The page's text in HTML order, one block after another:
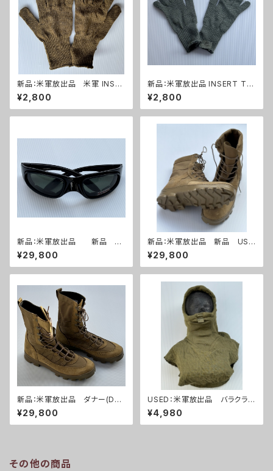
新品：米軍放出品 米軍 INSER
T TYPE II ウールニット グロー
ブ 手袋 コヨーテ(A0272)
¥2,800
新品：米軍放出品 INSERT TY
PE II ウールニット グローブ 手
袋 UCP ACU カラー(A0273)
¥2,800
新品：米軍放出品 新品 WI
LEY-X ワイリーエックス サン
グラスセット(A0259)
¥29,800
新品：米軍放出品 新品 USM
C トロピカルブーツ(A0258)
¥29,800
新品：米軍放出品 ダナー(Dan
ner)ブーツ(A0255)
¥29,800
USED：米軍放出品 バラクラバ
(A0254)
¥4,980
その他の商品